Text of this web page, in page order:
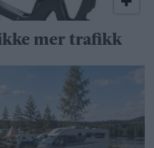
mer trafikk